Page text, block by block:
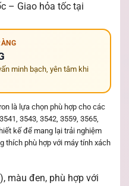
– Giao hỏa tốc tại
minh bạch, yên tâm khi
là lựa chọn phù hợp cho các
3543, 3542, 3559, 3565,
kế để mang lại trải nghiệm
thích phù hợp với máy tính xách
màu đen, phù hợp với